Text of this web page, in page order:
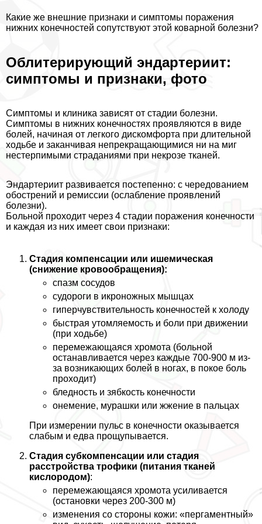
Какие же внешние признаки и симптомы поражения
нижних конечностей сопутствуют этой коварной болезни?
Облитерирующий эндартериит:
симптомы и признаки, фото
Симптомы и клиника зависят от стадии болезни.
Симптомы в нижних конечностях проявляются в виде
болей, начиная от легкого дискомфорта при длительной
ходьбе и заканчивая непрекращающимися ни на миг
нестерпимыми страданиями при некрозе тканей.
Эндартериит развивается постепенно: с чередованием
обострений и ремиссии (ослабление проявлений
болезни).
Больной проходит через 4 стадии поражения конечности
и каждая из них имеет свои признаки:
Стадия компенсации или ишемическая
(снижение кровообращения):
спазм сосудов
судороги в икроножных мышцах
гиперчувствительность конечностей к холоду
быстрая утомляемость и боли при движении
(при ходьбе)
перемежающаяся хромота (больной
останавливается через каждые 700-900 м из-
за возникающих болей в ногах, в покое боль
проходит)
бледность и зябкость конечности
онемение, мурашки или жжение в пальцах
При измерении пульс в конечности оказывается
слабым и едва прощупывается.
Стадия субкомпенсации или стадия
расстройства трофики (питания тканей
кислородом):
перемежающаяся хромота усиливается
(остановки через 200-300 м)
изменения со стороны кожи: «пергаментный»